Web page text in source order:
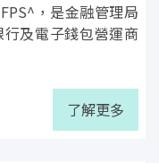
，是金融管理局
及電子錢包營運商
了解更多